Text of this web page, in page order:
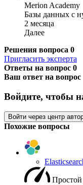
Merion Academy
Базы данных с
2 месяца
Далее
Решения вопроса 0
Пригласить эксперта
Ответы на вопрос 0
Ваш ответ на вопрос
Войдите, чтобы
Войти через центр
Похожие вопросы
Простой